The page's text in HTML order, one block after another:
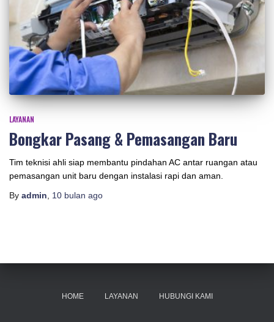
LAYANAN
Bongkar Pasang & Pemasangan Baru
Tim teknisi ahli siap membantu pindahan AC antar ruangan atau
pemasangan unit baru dengan instalasi rapi dan aman.
By admin 10 bulan ago
HOME LAYANAN HUBUNGI KAMI